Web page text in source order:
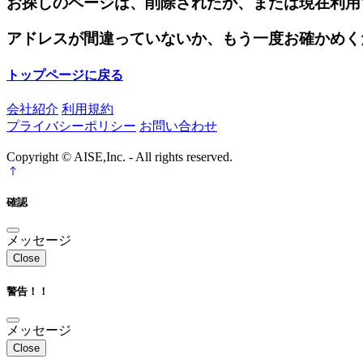
アドレスが間違っていないか、もう一度お確かめ
トップページに戻る
会社紹介 利用規約
プライバシーポリシー お問い合わせ
Copyright © AISE,Inc. - All rights reserved.
確認
メッセージ
Close
警告！！
メッセージ
Close